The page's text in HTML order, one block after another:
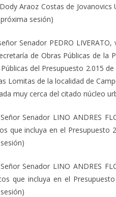
Araoz Costas de
sesión)
Senador PEDRO
de Obras Públicas de
del Presupuesto 2.015
Lomitas de la localidad de
muy cerca del citado núcleo
Senador LINO ANDRES
que incluya en el
Senador LINO ANDRES
que incluya en el